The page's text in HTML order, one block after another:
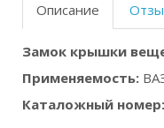
Описание
Замок крышки
Применяемость:
Каталожный номер: